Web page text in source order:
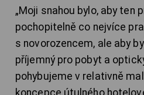
„Moji snahou bylo, aby ten
pochopitelně co nejvíce
s novorozencem, ale aby
příjemný pro pobyt a
pohybujeme v relativně
koncepce útulného